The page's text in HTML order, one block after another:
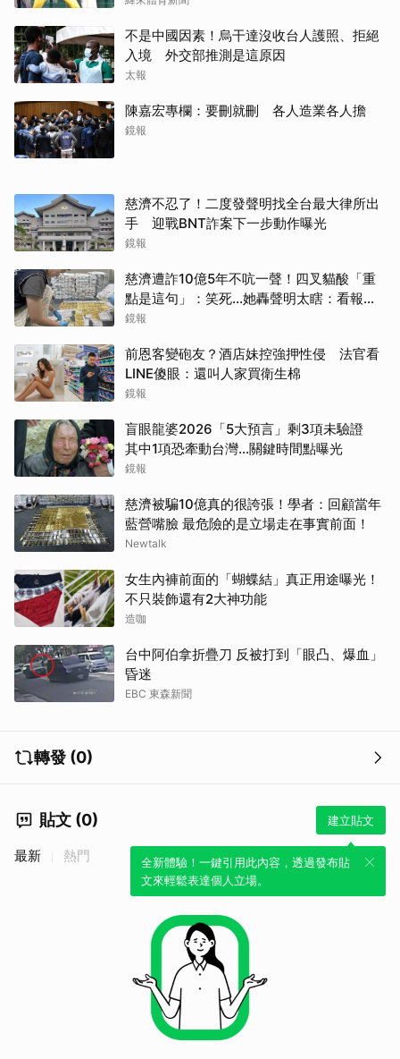
不是中國因素！烏干達沒收台人護照、拒絕
入境 外交部推測是這原因
太報
陳嘉宏專欄：要刪就刪 各人造業各人擔
鏡報
慈濟不忍了！二度發聲明找全台最大律所出
手 迎戰BNT詐案下一步動作曝光
鏡報
慈濟遭詐10億5年不吭一聲！四叉貓酸「重
點是這句」：笑死...她轟聲明太瞎：看報紙
才知被騙
鏡報
前恩客變砲友？酒店妹控強押性侵 法官看
LINE傻眼：還叫人家買衛生棉
鏡報
盲眼龍婆2026「5大預言」剩3項未驗證
其中1項恐牽動台灣...關鍵時間點曝光
鏡報
慈濟被騙10億真的很誇張！學者：回顧當年
藍營嘴臉 最危險的是立場走在事實前面！
Newtalk
女生內褲前面的「蝴蝶結」真正用途曝光！
不只裝飾還有2大神功能
造咖
台中阿伯拿折疊刀 反被打到「眼凸、爆血」
昏迷
EBC 東森新聞
轉發 (0)
貼文 (0) 建立貼文
全新體驗！一鍵引用此內容，透過發布貼
文來輕鬆表達個人立場。
最新 熱門